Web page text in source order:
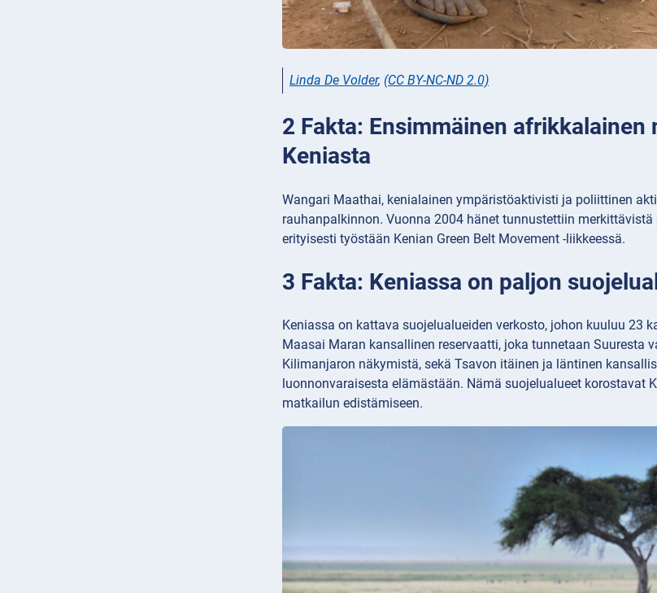
Linda De Volder, (CC BY-NC-ND 2.0)
2 Fakta: Ensimmäinen
Keniasta
Wangari Maathai, kenialainen ympäristöaktivisti ja poliittinen
rauhanpalkinnon. Vuonna 2004 hänet tunnustettiin
erityisesti työstään Kenian Green Belt Movement -liikkeessä.
3 Fakta: Keniassa on paljon
Keniassa on kattava suojelualueiden verkosto, johon kuuluu
Maasai Maran kansallinen reservaatti, joka tunnetaan Suuresta
Kilimanjaron näkymistä, sekä Tsavon itäinen ja läntinen
luonnonvaraisesta elämästään. Nämä suojelualueet
matkailun edistämiseen.